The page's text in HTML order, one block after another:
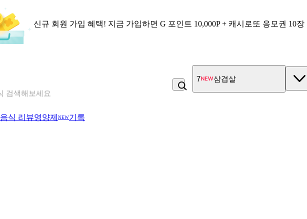
신규 회원 가입 혜택! 지금 가입하면 G 포인트 10,000P + 캐시로또 응모권 10장
8 냉면
음식 리뷰영양제 NEW기록